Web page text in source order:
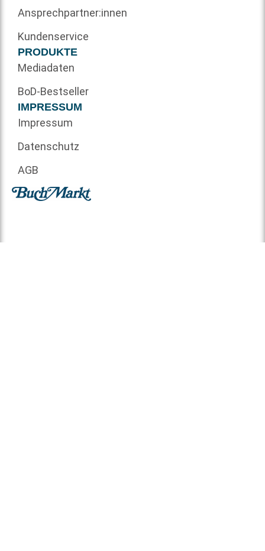
Ansprechpartner:innen
Kundenservice
PRODUKTE
Mediadaten
BoD-Bestseller
IMPRESSUM
Impressum
Datenschutz
AGB